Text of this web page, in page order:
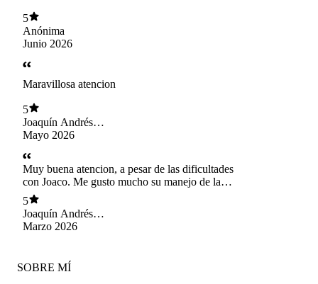
5
Anónima
Junio 2026
Maravillosa atencion
5
Joaquín Andrés
Delgado Horta
Mayo 2026
Muy buena atencion, a pesar de las dificultades
con Joaco. Me gusto mucho su manejo de la
situaciones
5
Joaquín Andrés
Delgado Horta
Marzo 2026
SOBRE MÍ